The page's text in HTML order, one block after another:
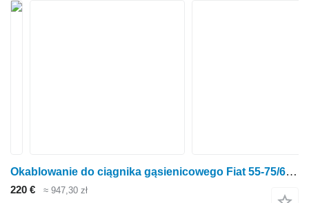
Okablowanie do ciągnika gąsienicowego Fiat 55-75/60-75/70-75/80-75
220 € ≈ 947,30 zł